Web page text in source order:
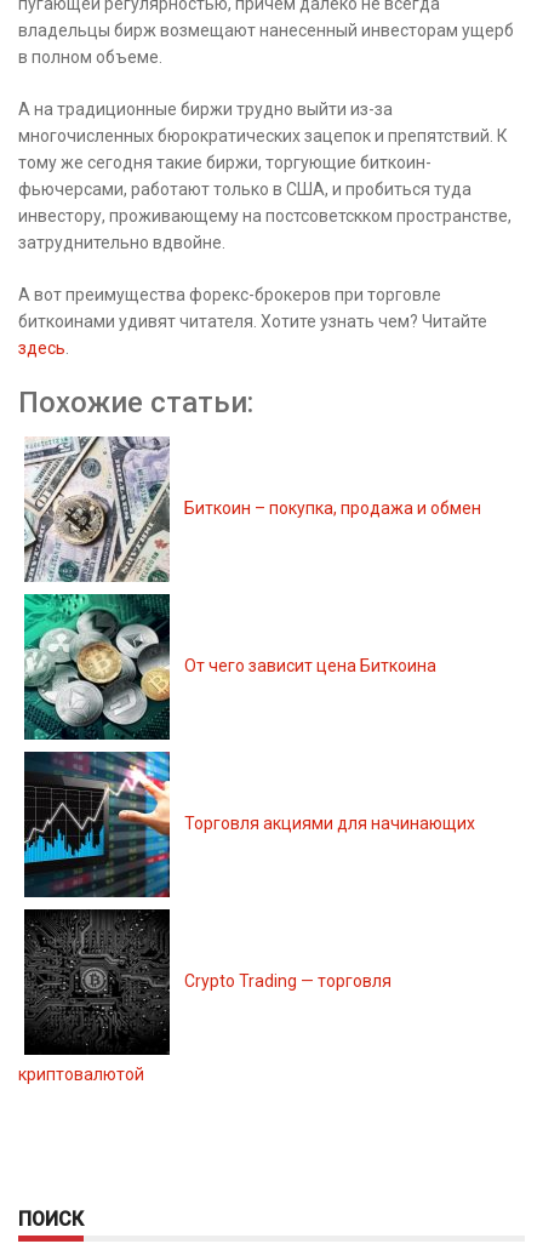
пугающей регулярностью, причем далеко не всегда
владельцы бирж возмещают нанесенный инвесторам ущерб
в полном объеме.
А на традиционные биржи трудно выйти из-за
многочисленных бюрократических зацепок и препятствий. К
тому же сегодня такие биржи, торгующие биткоин-
фьючерсами, работают только в США, и пробиться туда
инвестору, проживающему на постсоветскком пространстве,
затруднительно вдвойне.
А вот преимущества форекс-брокеров при торговле
биткоинами удивят читателя. Хотите узнать чем? Читайте
здесь.
Похожие статьи:
Биткоин – покупка, продажа и обмен
От чего зависит цена Биткоина
Торговля акциями для начинающих
Crypto Trading — торговля
криптовалютой
ПОИСК